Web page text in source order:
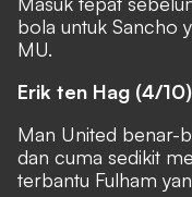
bola untuk Sancho
MU.
Erik ten Hag (4/
Man United benar-
dan cuma sedikit
terbantu Fulham